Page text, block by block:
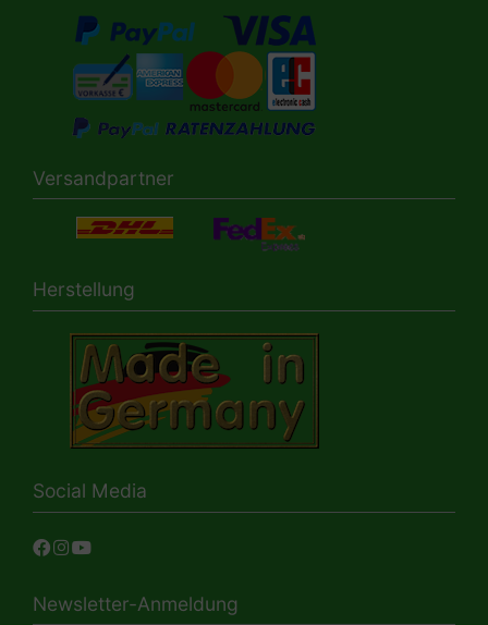
Versandpartner
Herstellung
Social Media
Newsletter-Anmeldung